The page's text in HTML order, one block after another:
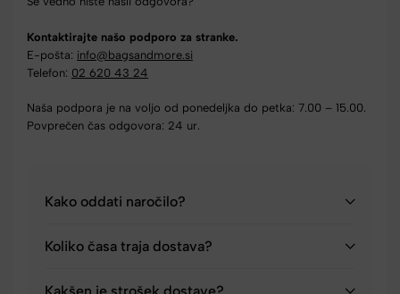
Kontaktirajte našo podporo za stranke.
E-pošta: info@bagsandmore.si
Telefon: 02 620 43 24
Naša podpora je na voljo od ponedeljka do petka: 7.00 – 15.00.
Povprečen čas odgovora: 24 ur.
Kako oddati naročilo?
Koliko časa traja dostava?